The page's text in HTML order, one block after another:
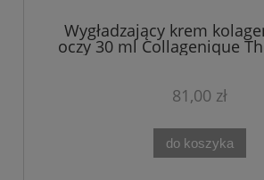
Wygładzający krem
oczy 30 ml Collagenique
81,00 zł
do koszyka